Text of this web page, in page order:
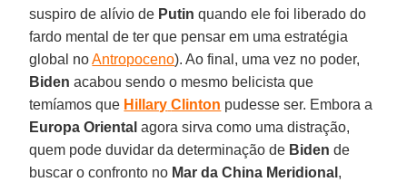
suspiro de alívio de Putin quando ele foi liberado do
fardo mental de ter que pensar em uma estratégia
global noAntropoceno). Ao final, uma vez no poder,
Biden acabou sendo o mesmo belicista que
temíamos que Hillary Clinton pudesse ser. Embora a
Europa Oriental agora sirva como uma distração,
quem pode duvidar da determinação de Biden de
buscar o confronto no Mar da China Meridional ,